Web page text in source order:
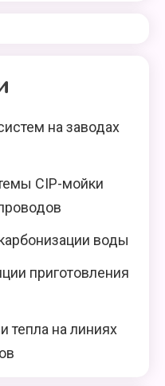
на заводах
CIP-мойки
воды
приготовления
тепла на линиях